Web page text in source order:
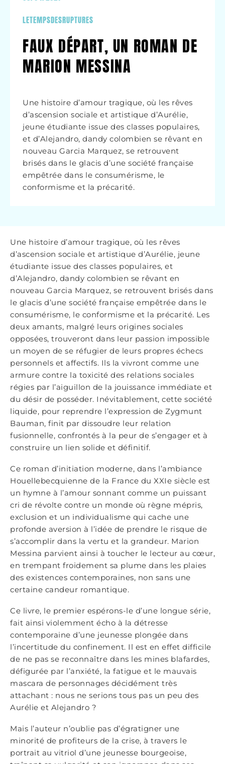
LETEMPSDESRUPTURES
FAUX DÉPART, UN ROMAN DE
MARION MESSINA
Une histoire d’amour tragique, où les rêves
d’ascension sociale et artistique d’Aurélie,
jeune étudiante issue des classes populaires,
et d’Alejandro, dandy colombien se rêvant en
nouveau Garcia Marquez, se retrouvent
brisés dans le glacis d’une société française
empêtrée dans le consumérisme, le
conformisme et la précarité.
Une histoire d’amour tragique, où les rêves
d’ascension sociale et artistique d’Aurélie, jeune
étudiante issue des classes populaires, et
d’Alejandro, dandy colombien se rêvant en
nouveau Garcia Marquez, se retrouvent brisés dans
le glacis d’une société française empêtrée dans le
consumérisme, le conformisme et la précarité. Les
deux amants, malgré leurs origines sociales
opposées, trouveront dans leur passion impossible
un moyen de se réfugier de leurs propres échecs
personnels et affectifs. Ils la vivront comme une
armure contre la toxicité des relations sociales
régies par l’aiguillon de la jouissance immédiate et
du désir de posséder. Inévitablement, cette société
liquide, pour reprendre l’expression de Zygmunt
Bauman, finit par dissoudre leur relation
fusionnelle, confrontés à la peur de s’engager et à
construire un lien solide et définitif.
Ce roman d’initiation moderne, dans l’ambiance
Houellebecquienne de la France du XXIe siècle est
un hymne à l’amour sonnant comme un puissant
cri de révolte contre un monde où règne mépris,
exclusion et un individualisme qui cache une
profonde aversion à l’idée de prendre le risque de
s’accomplir dans la vertu et la grandeur. Marion
Messina parvient ainsi à toucher le lecteur au cœur,
en trempant froidement sa plume dans les plaies
des existences contemporaines, non sans une
certaine candeur romantique.
Ce livre, le premier espérons-le d’une longue série,
fait ainsi violemment écho à la détresse
contemporaine d’une jeunesse plongée dans
l’incertitude du confinement. Il est en effet difficile
de ne pas se reconnaître dans les mines blafardes,
défigurée par l’anxiété, la fatigue et le mauvais
mascara de personnages décidément très
attachant : nous ne serions tous pas un peu des
Aurélie et Alejandro ?
Mais l’auteur n’oublie pas d’égratigner une
minorité de profiteurs de la crise, à travers le
portrait au vitriol d’une jeunesse bourgeoise,